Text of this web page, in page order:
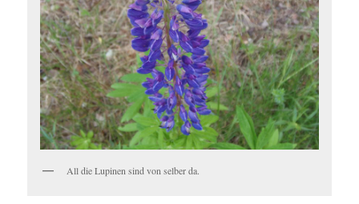
All die Lupinen sind von selber da.